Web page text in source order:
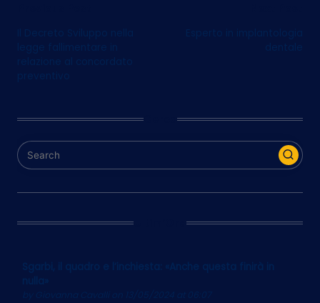
navigation
Il Decreto Sviluppo nella
legge fallimentare in
relazione al concordato
Esperto in implantologia
dentale
Cerca
Sgarbi, il quadro e l’inchiesta: «Anche questa finirà in
nulla»
on 13/05/2024 at 06:07